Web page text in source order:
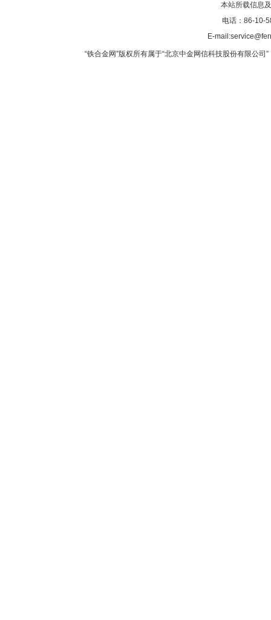
本站所载信息
电话：86-10-
E-
“铁合金网”版权所有属于“北京中金网信科技股份有限公司